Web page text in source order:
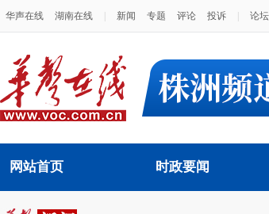
华声在线 湖南在线 新闻 专题 评论 投诉 论坛
网站首页 时政要闻